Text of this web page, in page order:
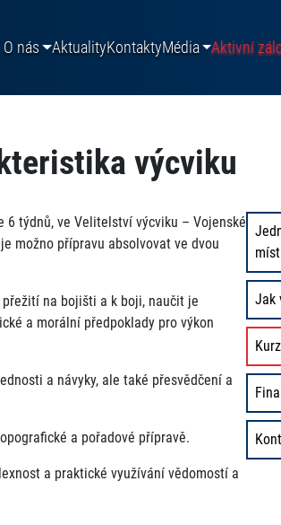
O nás AktualityKontaktyMédia Aktivní
výcviku
6 týdnů, ve Velitelství výcviku – Vojenské
možno přípravu absolvovat ve dvou
na bojišti a k boji, naučit je
a morální předpoklady pro výkon
a návyky, ale také přesvědčení a
a pořadové přípravě.
a praktické využívání vědomostí a
míst
Jak